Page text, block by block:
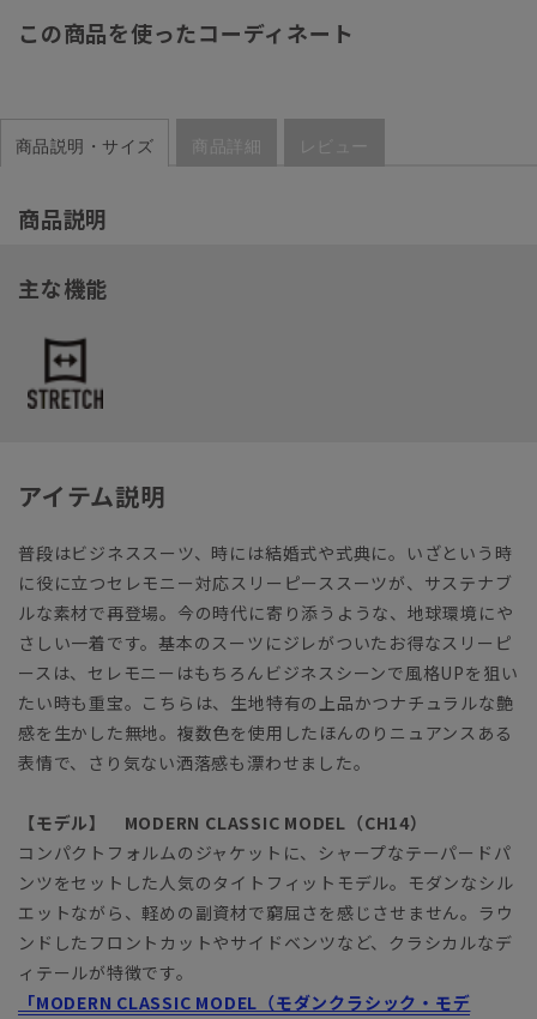
この商品を使ったコーディネート
商品説明・サイズ 商品詳細 レビュー
商品説明
主な機能
アイテム説明
普段はビジネススーツ、時には結婚式や式典に。いざという時
に役に立つセレモニー対応スリーピーススーツが、サステナブ
ルな素材で再登場。今の時代に寄り添うような、地球環境にや
さしい一着です。基本のスーツにジレがついたお得なスリーピ
ースは、セレモニーはもちろんビジネスシーンで風格UPを狙い
たい時も重宝。こちらは、生地特有の上品かつナチュラルな艶
感を生かした無地。複数色を使用したほんのりニュアンスある
表情で、さり気ない洒落感も漂わせました。
【モデル】 MODERN CLASSIC MODEL（CH14）
コンパクトフォルムのジャケットに、シャープなテーパードパ
ンツをセットした人気のタイトフィットモデル。モダンなシル
エットながら、軽めの副資材で窮屈さを感じさせません。ラウ
ンドしたフロントカットやサイドベンツなど、クラシカルなデ
ィテールが特徴です。
「MODERN CLASSIC MODEL（モダンクラシック・モデ